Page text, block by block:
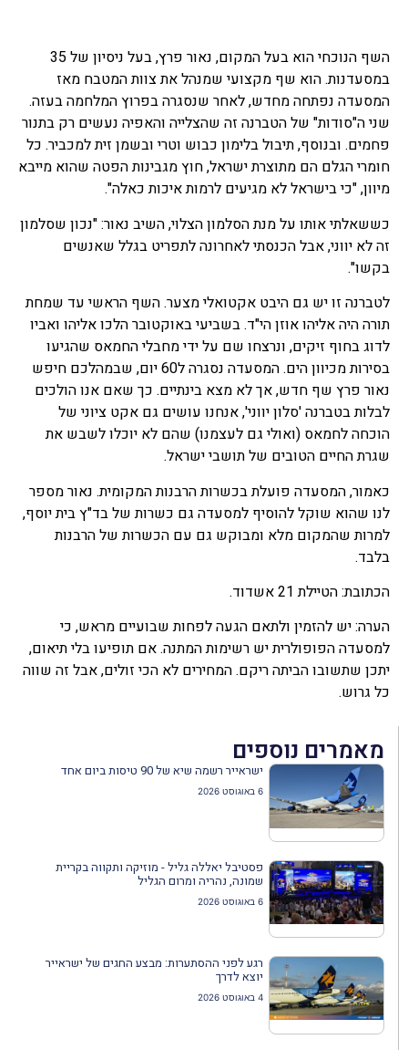
השף הנוכחי הוא בעל המקום, נאור פרץ, בעל ניסיון של 35
במסעדנות. הוא שף מקצועי שמנהל את צוות המטבח מאז
המסעדה נפתחה מחדש, לאחר שנסגרה בפרוץ המלחמה בעזה.
שני ה"סודות" של הטברנה זה שהצלייה והאפיה נעשים רק בתנור
פחמים. ובנוסף, תיבול בלימון כבוש וטרי ובשמן זית למכביר. כל
חומרי הגלם הם מתוצרת ישראל, חוץ מגבינות הפטה שהוא מייבא
מיוון, "כי בישראל לא מגיעים לרמות איכות כאלה".
כששאלתי אותו על מנת הסלמון הצלוי, השיב נאור: "נכון שסלמון
זה לא יווני, אבל הכנסתי לאחרונה לתפריט בגלל שאנשים
בקשו".
לטברנה זו יש גם היבט אקטואלי מצער. השף הראשי עד שמחת
תורה היה אליהו אוזן הי"ד. בשביעי באוקטובר הלכו אליהו ואביו
לדוג בחוף זיקים, ונרצחו שם על ידי מחבלי החמאס שהגיעו
בסירות מכיוון הים. המסעדה נסגרה ל60 יום, שבמהלכם חיפש
נאור פרץ שף חדש, אך לא מצא בינתיים. כך שאם אנו הולכים
לבלות בטברנה 'סלון יווני', אנחנו עושים גם אקט ציוני של
הוכחה לחמאס (ואולי גם לעצמנו) שהם לא יוכלו לשבש את
שגרת החיים הטובים של תושבי ישראל.
כאמור, המסעדה פועלת בכשרות הרבנות המקומית. נאור מספר
לנו שהוא שוקל להוסיף למסעדה גם כשרות של בד"ץ בית יוסף,
למרות שהמקום מלא ומבוקש גם עם הכשרות של הרבנות
בלבד.
הכתובת: הטיילת 21 אשדוד.
הערה: יש להזמין ולתאם הגעה לפחות שבועיים מראש, כי
למסעדה הפופולרית יש רשימות המתנה. אם תופיעו בלי תיאום,
יתכן שתשובו הביתה ריקם. המחירים לא הכי זולים, אבל זה שווה
כל גרוש.
מאמרים נוספים
ישראייר רשמה שיא של 90 טיסות ביום אחד
6 באוגוסט 2026
פסטיבל יאללה גליל - מוזיקה ותקווה בקריית
שמונה, נהריה ומרום הגליל
6 באוגוסט 2026
רגע לפני ההסתערות: מבצע החגים של ישראייר
יוצא לדרך
4 באוגוסט 2026